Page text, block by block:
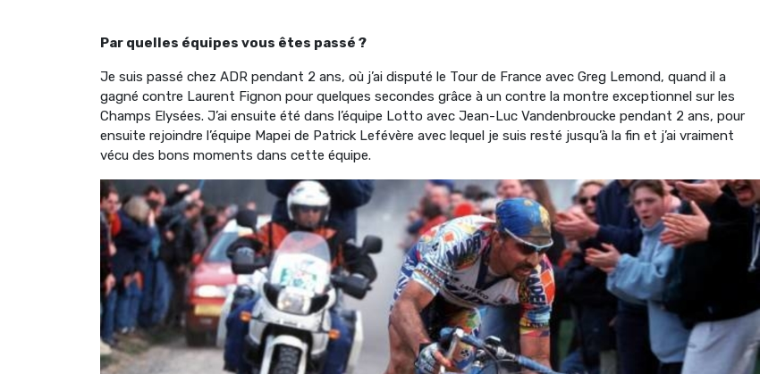
Par quelles équipes vous êtes passé ?
Je suis passé chez ADR pendant 2 ans, où j’ai disputé le Tour de France avec Greg Lemond, quand il a
gagné contre Laurent Fignon pour quelques secondes grâce à un contre la montre exceptionnel sur les
Champs Elysées. J’ai ensuite été dans l’équipe Lotto avec Jean-Luc Vandenbroucke pendant 2 ans, pour
ensuite rejoindre l’équipe Mapei de Patrick Lefévère avec lequel je suis resté jusqu’à la fin et j’ai vraiment
vécu des bons moments dans cette équipe.